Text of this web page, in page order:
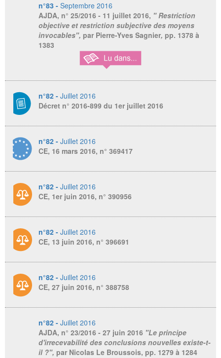
n°83 - Septembre 2016
AJDA, n° 25/2016 - 11 juillet 2016, " Restriction
objective et restriction subjective des moyens
invocables", par Pierre-Yves Sagnier, pp. 1378 à
1383
n°82 - Juillet 2016
Décret n° 2016-899 du 1er juillet 2016
n°82 - Juillet 2016
CE, 16 mars 2016, n° 369417
n°82 - Juillet 2016
CE, 1er juin 2016, n° 390956
n°82 - Juillet 2016
CE, 13 juin 2016, n° 396691
n°82 - Juillet 2016
CE, 27 juin 2016, n° 388758
n°82 - Juillet 2016
AJDA, n° 23/2016 - 27 juin 2016 "Le principe
d'irrecevabilité des conclusions nouvelles existe-t-
il ?", par Nicolas Le Broussois, pp. 1279 à 1284